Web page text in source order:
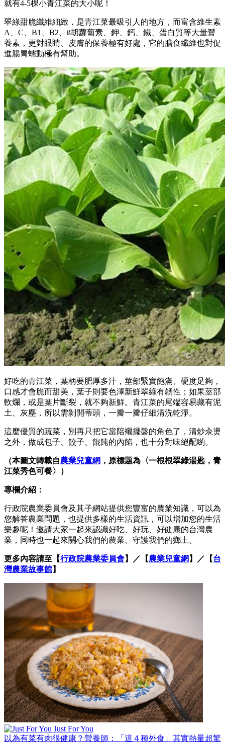
就有4-5棵小青江菜的大小呢！
翠綠甜脆纖維細緻，是青江菜最吸引人的地方，而富含維生素
A、C、B1、B2、ß胡蘿蔔素、鉀、鈣、鐵、蛋白質等大量營
養素，更對眼睛、皮膚的保養極有好處，它的膳食纖維也對促
進腸胃蠕動極有幫助。
好吃的青江菜，葉柄要肥厚多汁，莖部緊實飽滿、硬度足夠，
口感才會脆而甜美，葉子則要色澤新鮮翠綠有韌性；如果莖部
軟爛，或是葉片斷裂，就不夠新鮮。青江菜的尾端容易藏有泥
土、灰塵，所以需剝開蒂頭，一瓣一瓣仔細清洗乾淨。
這麼優質的蔬菜，別再只把它當陪襯擺盤的角色了，清炒汆燙
之外，做成包子、餃子、餛飩的內餡，也十分對味絕配喲。
（本圖文轉載自農業兒童網 ，原標題為〈一根根翠綠湯匙，青
江菜秀色可餐〉）
專欄介紹：
行政院農業委員會及其子網站提供您豐富的農業知識，可以為
您解答農業問題，也提供多樣的生活資訊，可以增加您的生活
樂趣呢！邀請大家一起來認識好吃、好玩、好健康的台灣農
業，同時也一起來關心我們的農業、守護我們的鄉土。
更多內容請至【行政院農業委員會】／【農業兒童網 】／【台
灣農業故事館】
Just For You
以為有菜有肉很健康？營養師：「這４種外食」其實熱量超驚